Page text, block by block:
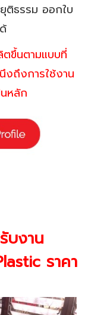
ติธรรม ออกใบ
ขึ้นตามแบบที่
งถึงการใช้งาน
หลัก
บงาน
ราคา